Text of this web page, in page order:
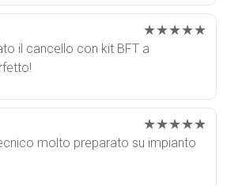
★★★★★
il cancello con kit BFT a
★★★★★
molto preparato su impianto